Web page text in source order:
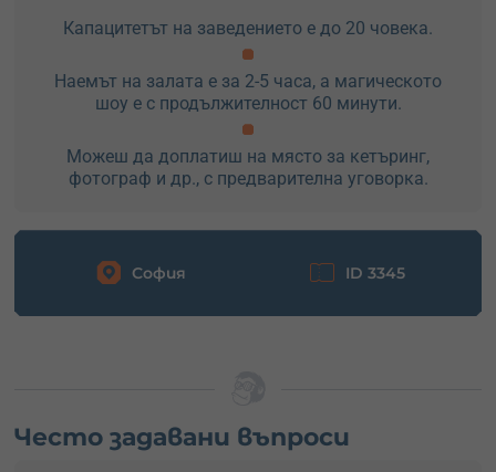
Капацитетът на заведението е до 20 човека.
Наемът на залата е за 2-5 часа, а магическото
шоу е с продължителност 60 минути.
Можеш да доплатиш на място за кетъринг,
фотограф и др., с предварителна уговорка.
София ID 3345
Често задавани въпроси